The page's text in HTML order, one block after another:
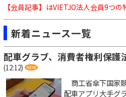
【会員記事】はVIETJO法人会員9つ
新着ニュース一覧
配車グラブ、消費者権利保護
(12:12)
商工省傘下国家
配車アプリ大手グ